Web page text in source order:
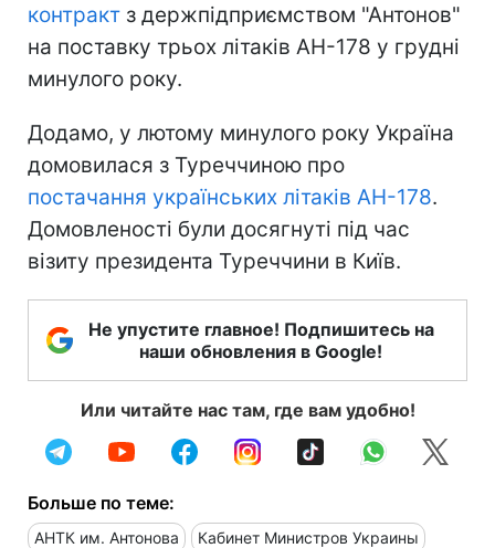
контракт з держпідприємством "Антонов"
на поставку трьох літаків АН-178 у грудні
минулого року.
Додамо, у лютому минулого року Україна
домовилася з Туреччиною про
постачання українських літаків АН-178.
Домовленості були досягнуті під час
візиту президента Туреччини в Київ.
Не упустите главное! Подпишитесь на
наши обновления в Google!
Или читайте нас там, где вам удобно!
Больше по теме:
АНТК им. Антонова Кабинет Министров Украины